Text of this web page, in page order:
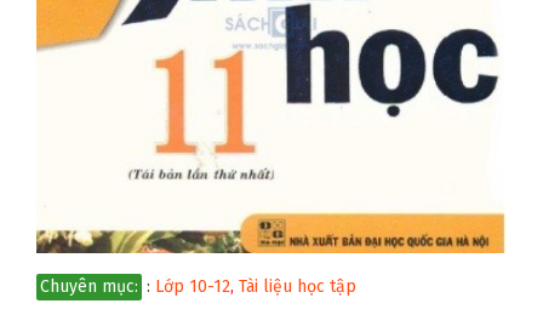
Chuyên mục: : Lớp 10-12, Tài liệu học tập